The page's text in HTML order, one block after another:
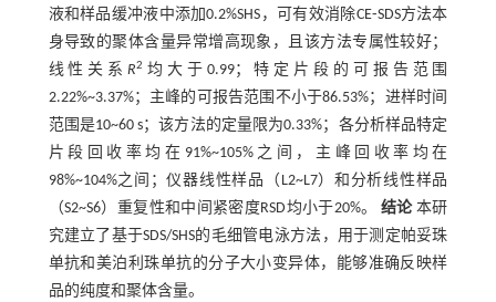
液和样品缓冲液中添加0.2%SHS，可有效消除CE⁃SDS方法本
身导致的聚体含量异常增高现象，且该方法专属性较好；
线性关系R2 均大于0.99；特定片段的可报告范围
2.22%~3.37%；主峰的可报告范围不小于86.53%；进样时间
范围是10~60 s；该方法的定量限为0.33%；各分析样品特定
片段回收率均在91%~105%之间，主峰回收率均在
98%~104%之间；仪器线性样品（L2~L7）和分析线性样品
（S2~S6）重复性和中间紧密度RSD均小于20%。 结论本研
究建立了基于SDS/SHS的毛细管电泳方法，用于测定帕妥珠
单抗和美泊利珠单抗的分子大小变异体，能够准确反映样
品的纯度和聚体含量。